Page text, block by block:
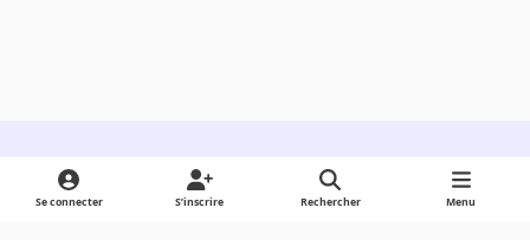
Light ModeDark ModeSystem Preference
Se connecter S’inscrire Rechercher Menu